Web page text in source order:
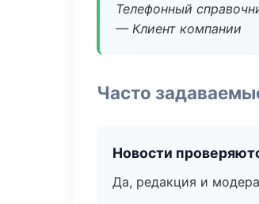
Телефонный
— Клиент компании
Часто
Новости
Да, редакция и